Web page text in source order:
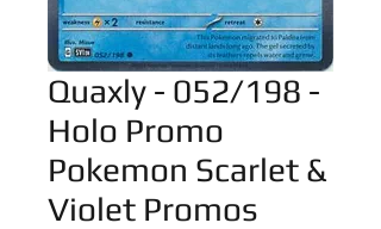
Quaxly - 052/198 -
Holo Promo
Pokemon Scarlet &
Violet Promos